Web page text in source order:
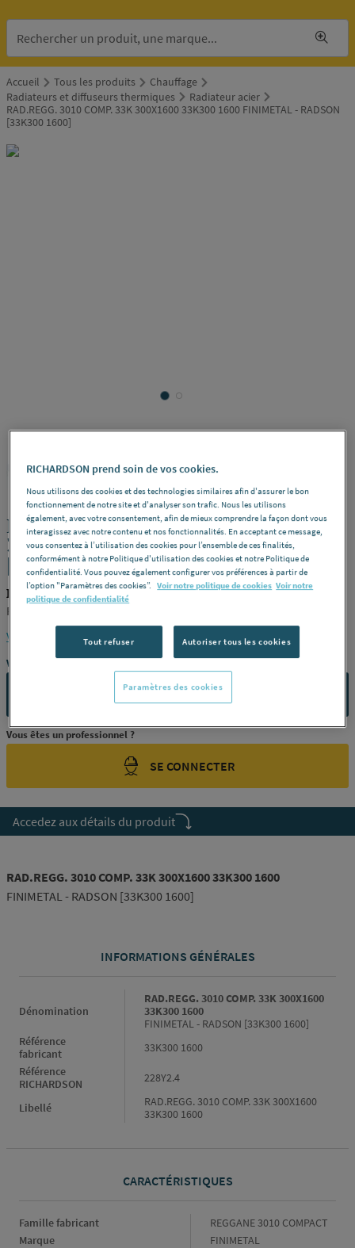
Accueil Tous les produits
Chauffage
Radiateurs et diffuseurs thermiques
Radiateur acier
RAD.REGG. 3010 COMP. 33K 300X1600 33K300 1600 FINIMETAL - RADSON
[33K300 1600]
RAD.REGG. 3010 COMP. 33K 300X1600
33K300 1600 FINIMETAL - RADSON
[33K300 1600]
FINIMETAL 33K300 1600
FINIMETAL - RADSON [33K300 1600]
Voir la description complète
Vous avez un projet ?
CONTACTEZ-NOUS
Vous êtes un professionnel ?
SE CONNECTER
Accedez aux détails du produit
RAD.REGG. 3010 COMP. 33K 300X1600 33K300 1600
FINIMETAL - RADSON [33K300 1600]
INFORMATIONS GÉNÉRALES
Dénomination
RAD.REGG. 3010 COMP. 33K 300X1600
33K300 1600
FINIMETAL - RADSON [33K300 1600]
Référence
fabricant
33K300 1600
Référence
RICHARDSON
228Y2.4
Libellé
RAD.REGG. 3010 COMP. 33K 300X1600
33K300 1600
CARACTÉRISTIQUES
Caractéristiques
Famille fabricant
REGGANE 3010 COMPACT
Marque
FINIMETAL
RICHARDSON prend soin de vos cookies.
Nous utilisons des cookies et des technologies similaires afin d'assurer le bon
fonctionnement de notre site et d'analyser son trafic. Nous les utilisons
également, avec votre consentement, afin de mieux comprendre la façon dont vous
interagissez avec notre contenu et nos fonctionnalités. En acceptant ce message,
vous consentez à l’utilisation des cookies pour l’ensemble de ces finalités,
conformément à notre Politique d'utilisation des cookies et notre Politique de
confidentialité. Vous pouvez également configurer vos préférences à partir de
l’option "Paramètres des cookies”. Voir notre politique de cookies Voir notre
politique de confidentialité
Tout refuser Autoriser tous les cookies
Paramètres des cookies